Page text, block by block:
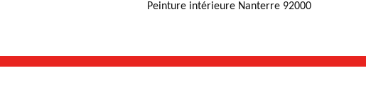
Peinture intérieure Nanterre 92000